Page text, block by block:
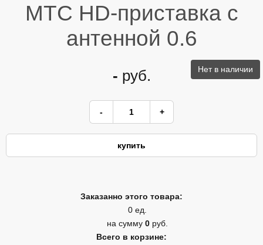
МТС HD-приставка с
антенной 0.6
Нет в наличии
- руб.
Заказанно этого товара:
0 ед.
на сумму 0 руб.
Всего в корзине: